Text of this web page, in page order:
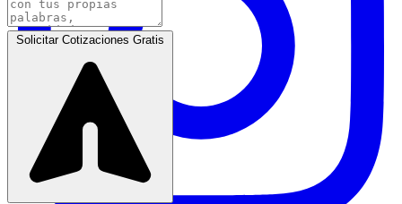
Solicitar Cotizaciones Gratis